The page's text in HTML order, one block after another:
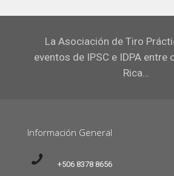
La Asociación de Tiro
eventos de IPSC e IDPA entre
Rica…
Información General
+506 8378 8656